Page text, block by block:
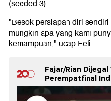
(seeded 3).
"Besok persiapan diri
mungkin apa yang kami
kemampuan," ucap Feli.
Fajar/Rian
Perempatfinal